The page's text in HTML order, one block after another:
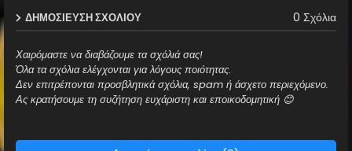
ΔΗΜΟΣΊΕΥΣΗ ΣΧΟΛΊΟΥ 0 Σχόλια
Χαιρόμαστε να διαβάζουμε τα σχόλιά σας!
Όλα τα σχόλια ελέγχονται για λόγους ποιότητας.
Δεν επιτρέπονται προσβλητικά σχόλια, spam ή άσχετο περιεχόμενο.
Ας κρατήσουμε τη συζήτηση ευχάριστη και εποικοδομητική 😊